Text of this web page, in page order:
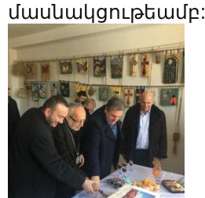
մասնակցութեամբ: